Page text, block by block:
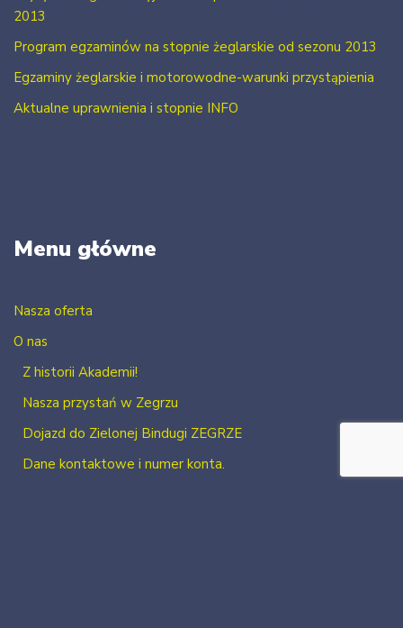
2013
Program egzaminów na stopnie żeglarskie od sezonu 2013
Egzaminy żeglarskie i motorowodne-warunki przystąpienia
Aktualne uprawnienia i stopnie INFO
Menu główne
Nasza oferta
O nas
Z historii Akademii!
Nasza przystań w Zegrzu
Dojazd do Zielonej Bindugi ZEGRZE
Dane kontaktowe i numer konta.